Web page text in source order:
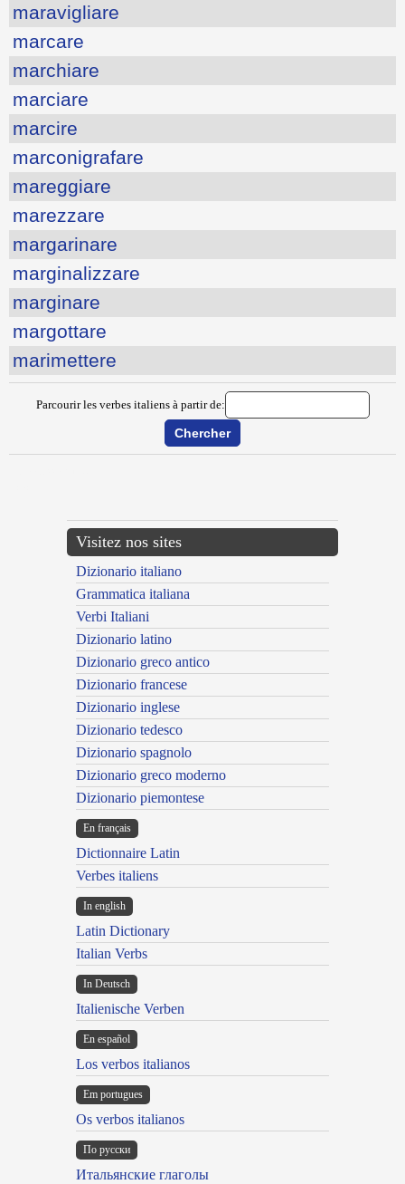
maravigliare
marcare
marchiare
marciare
marcire
marconigrafare
mareggiare
marezzare
margarinare
marginalizzare
marginare
margottare
marimettere
Parcourir les verbes italiens à partir de:
Visitez nos sites
Dizionario italiano
Grammatica italiana
Verbi Italiani
Dizionario latino
Dizionario greco antico
Dizionario francese
Dizionario inglese
Dizionario tedesco
Dizionario spagnolo
Dizionario greco moderno
Dizionario piemontese
En français
Dictionnaire Latin
Verbes italiens
In english
Latin Dictionary
Italian Verbs
In Deutsch
Italienische Verben
En español
Los verbos italianos
Em portugues
Os verbos italianos
По русски
Итальянские глаголы